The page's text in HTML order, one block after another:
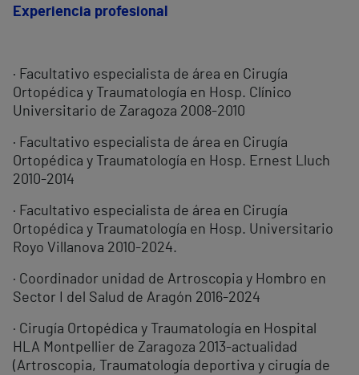
Experiencia profesional
· Facultativo especialista de área en Cirugía
Ortopédica y Traumatología en Hosp. Clínico
Universitario de Zaragoza 2008-2010
· Facultativo especialista de área en Cirugía
Ortopédica y Traumatología en Hosp. Ernest Lluch
2010-2014
· Facultativo especialista de área en Cirugía
Ortopédica y Traumatología en Hosp. Universitario
Royo Villanova 2010-2024.
· Coordinador unidad de Artroscopia y Hombro en
Sector I del Salud de Aragón 2016-2024
· Cirugía Ortopédica y Traumatología en Hospital
HLA Montpellier de Zaragoza 2013-actualidad
(Artroscopia, Traumatología deportiva y cirugía de